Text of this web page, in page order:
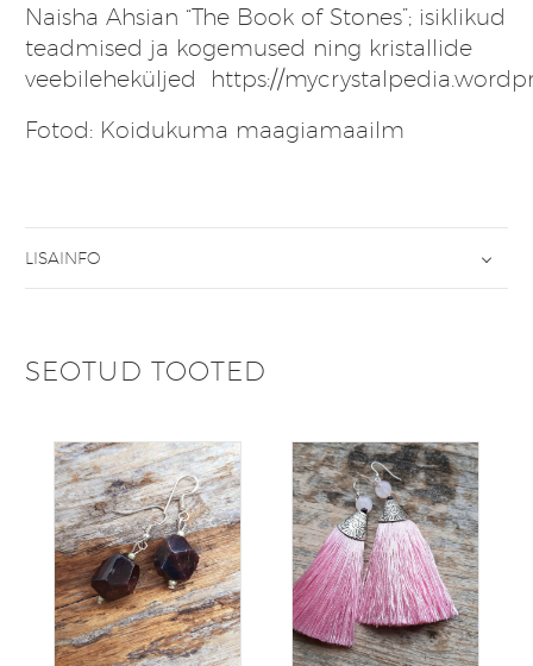
Naisha Ahsian “The Book of Stones”; isiklikud
teadmised ja kogemused ning kristallide
veebileheküljed
https://
Fotod: Koidukuma maagiamaailm
LISAINFO
SEOTUD TOOTED